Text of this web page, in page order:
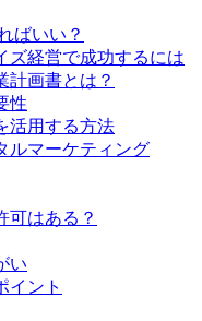
ばいい？
ズ経営で成功するには
計画書とは？
性
活用する方法
ルマーケティング
可はある？
い
イント